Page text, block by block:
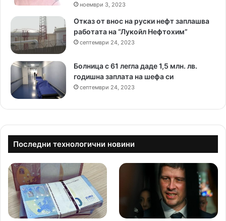
ноември 3, 2023
Отказ от внос на руски нефт заплашва
работата на “Лукойл Нефтохим”
септември 24, 2023
Болница с 61 легла даде 1,5 млн. лв.
годишна заплата на шефа си
септември 24, 2023
Последни технологични новини